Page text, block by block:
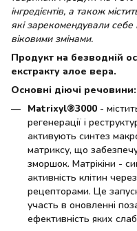
інгредієнтів, а також
які зарекомендували
віковими змінами.
Продукт на безводній
екстракту алое вера.
Основні діючі речовини:
Matrixyl®3000 -
регенерації і
активують синтез
матриксу, що
зморшок. Матрікіни -
активність клітин
рецепторами. Це
участь в оновленні
ефективність яких